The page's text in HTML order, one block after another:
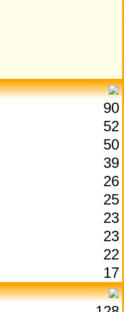
90
52
50
39
26
25
23
23
22
17